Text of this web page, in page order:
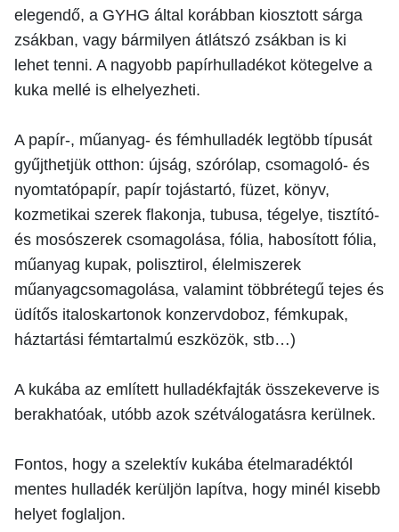
elegendő, a GYHG által korábban kiosztott sárga
zsákban, vagy bármilyen átlátszó zsákban is ki
lehet tenni. A nagyobb papírhulladékot kötegelve a
kuka mellé is elhelyezheti.
A papír-, műanyag- és fémhulladék legtöbb típusát
gyűjthetjük otthon: újság, szórólap, csomagoló- és
nyomtatópapír, papír tojástartó, füzet, könyv,
kozmetikai szerek flakonja, tubusa, tégelye, tisztító-
és mosószerek csomagolása, fólia, habosított fólia,
műanyag kupak, polisztirol, élelmiszerek
műanyagcsomagolása, valamint többrétegű tejes és
üdítős italoskartonok konzervdoboz, fémkupak,
háztartási fémtartalmú eszközök, stb…)
A kukába az említett hulladékfajták összekeverve is
berakhatóak, utóbb azok szétválogatásra kerülnek.
Fontos, hogy a szelektív kukába ételmaradéktól
mentes hulladék kerüljön lapítva, hogy minél kisebb
helyet foglaljon.